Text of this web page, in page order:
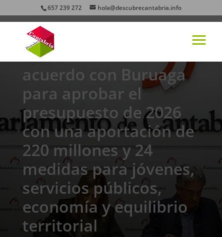
657 239 272 hola@descubrecantabria.info
El PRC firma un
acuerdo con Buruaga
para aprobar el
presupuesto de 2026
con una aportación de
220 millones y 24
medidas para jóvenes,
servicios públicos,
economía y equilibrio
territorial